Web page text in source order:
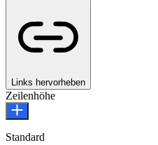
Links hervorheben
Zeilenhöhe
Standard